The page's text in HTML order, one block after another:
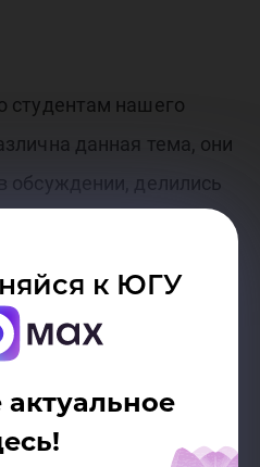
к ЮГУ
студентам нашего
данная тема, они
обсуждении, делились
задавали вопросы.
фильмом проекта
05.09.2018